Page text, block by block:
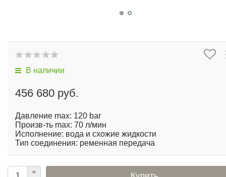
В наличии
456 680 руб.
Давление max: 120 bar
Произв-ть max: 70 л/мин
Исполнение: вода и схожие жидкости
Тип соединения: ременная передача